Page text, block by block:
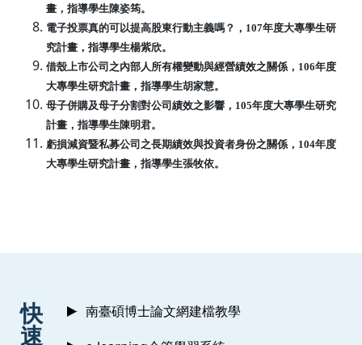
畫，指導學生陳姿筠。
電子投票真的可以提高股東行動主義嗎？，107年度大專學生研
究計畫，指導學生楊紫欣。
借殼上市公司之內部人所有權變動與經營績效之關係，106年度
大專學生研究計畫， 指導學生胡家慧。
母子併購及母子分割對公司績效之影響，105年度大專學生研究
計畫，指導學生陳明君。
虧損減資暨私募公司之長期績效與投資者身份之關係，104年度
大專學生研究計畫 ，指導學生張牧依。
快
速
南臺碩博士論文網建檔教學